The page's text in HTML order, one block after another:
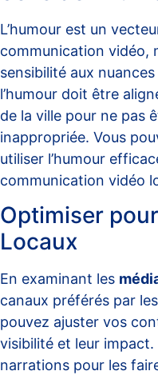
L’humour est un
communication vidéo,
sensibilité aux
l’humour doit être
de la ville pour ne pas
inappropriée. Vous
utiliser l’humour
communication vidéo
Optimiser
Locaux
En examinant les
canaux préférés par
pouvez ajuster vos
visibilité et leur
narrations pour les